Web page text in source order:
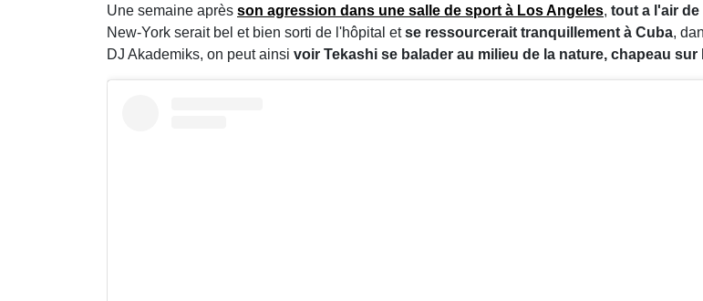
Une semaine après son agression dans une salle de sport à Los Angeles, tout a l'air
New-York serait bel et bien sorti de l'hôpital etse ressourcerait tranquillement à Cuba,
DJ Akademiks, on peut ainsi voir Tekashi se balader au milieu de la nature, chapeau